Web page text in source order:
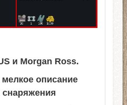
и Morgan Ross.
описание
снаряжения